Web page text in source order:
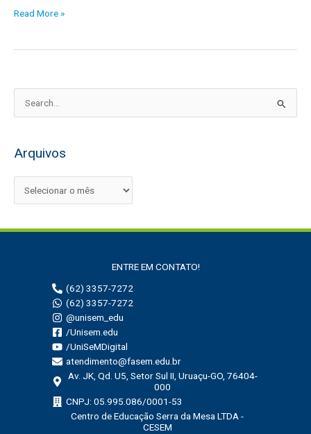
Read More »
q
u
Arquivos
ENTRE EM CONTATO!
(62) 3357-7272
(62) 3357-7272
@unisem_edu
/Unisem.edu
/UniSeMDigital
atendimento@fasem.edu.br
Av. JK, Qd. U5, Setor Sul II, Uruaçu-GO, 76404-
000
CNPJ: 05.995.086/0001-53
Centro de Educação Serra da Mesa LTDA -
CESEM